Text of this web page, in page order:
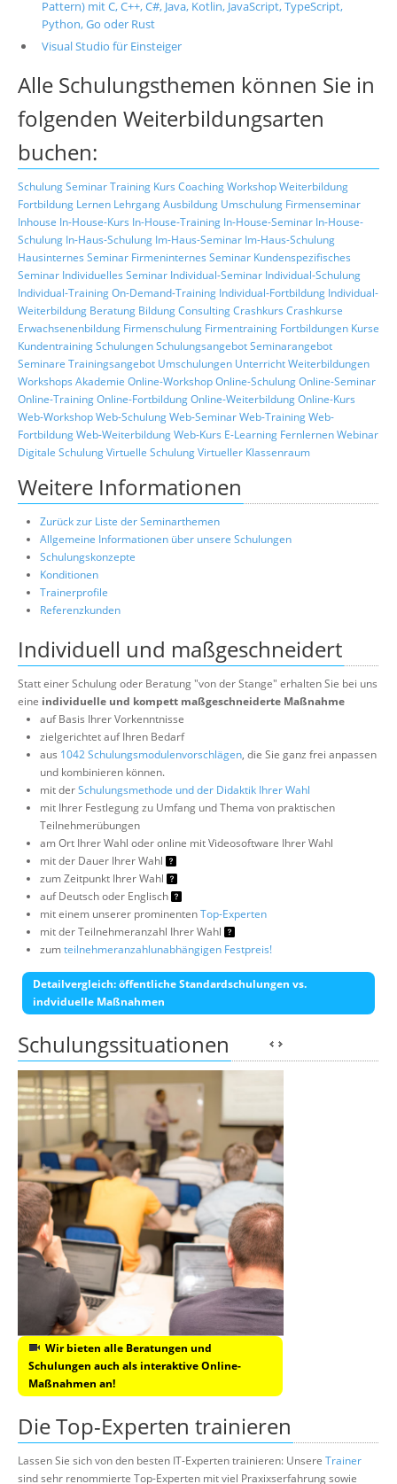
Pattern) mit C, C++, C#, Java, Kotlin, JavaScript, TypeScript,
Python, Go oder Rust
Visual Studio für Einsteiger
Alle Schulungsthemen können Sie in
folgenden Weiterbildungsarten
buchen:
SchulungSeminarTraining Kurs CoachingWorkshopWeiterbildung
Fortbildung Lernen LehrgangAusbildung Umschulung Firmenseminar
Inhouse In-House-Kurs In-House-Training In-House-Seminar In-House-
Schulung In-Haus-Schulung Im-Haus-Seminar Im-Haus-Schulung
Hausinternes Seminar Firmeninternes Seminar Kundenspezifisches
Seminar Individuelles Seminar Individual-Seminar Individual-Schulung
Individual-TrainingOn-Demand-Training Individual-Fortbildung Individual-
Weiterbildung Beratung BildungConsultingCrashkurs Crashkurse
Erwachsenenbildung Firmenschulung Firmentraining Fortbildungen Kurse
KundentrainingSchulungenSchulungsangebotSeminarangebot
Seminare Trainingsangebot Umschulungen UnterrichtWeiterbildungen
Workshops Akademie Online-WorkshopOnline-SchulungOnline-Seminar
Online-TrainingOnline-FortbildungOnline-WeiterbildungOnline-Kurs
Web-WorkshopWeb-SchulungWeb-SeminarWeb-TrainingWeb-
FortbildungWeb-WeiterbildungWeb-Kurs E-Learning FernlernenWebinar
Digitale SchulungVirtuelle SchulungVirtueller Klassenraum
Weitere Informationen
Zurück zur Liste der Seminarthemen
Allgemeine Informationen über unsere Schulungen
Schulungskonzepte
Konditionen
Trainerprofile
Referenzkunden
Individuell und maßgeschneidert
Statt einer Schulung oder Beratung "von der Stange" erhalten Sie bei uns
eine individuelle und kompett maßgeschneiderte Maßnahme
auf Basis Ihrer Vorkenntnisse
zielgerichtet auf Ihren Bedarf
aus 1042 Schulungsmodulenvorschlägen, die Sie ganz frei anpassen
und kombinieren können.
mit derSchulungsmethode und der Didaktik Ihrer Wahl
mit Ihrer Festlegung zu Umfang und Thema von praktischen
Teilnehmerübungen
am Ort Ihrer Wahl oder online mit Videosoftware Ihrer Wahl
mit der Dauer Ihrer Wahl
zum Zeitpunkt Ihrer Wahl
auf Deutsch oder Englisch
mit einem unserer prominentenTop-Experten
mit der Teilnehmeranzahl Ihrer Wahl
zumteilnehmeranzahlunabhängigen Festpreis!
Detailvergleich: öffentliche Standardschulungen vs.
indviduelle Maßnahmen
Schulungssituationen
Wir bieten alle Beratungen und
Schulungen auch als interaktive Online-
Maßnahmen an!
Die Top-Experten trainieren
Lassen Sie sich von den besten IT-Experten trainieren: Unsere Trainer
sind sehr renommierte Top-Experten mit viel Praxixserfahrung sowie